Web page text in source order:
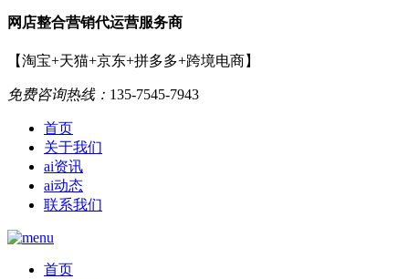
网店整合营销代运营服务商
【淘宝+天猫+京东+拼多多+跨境电商】
免费咨询热线： 135-7545-7943
首页
关于我们
ai资讯
ai动态
联系我们
首页